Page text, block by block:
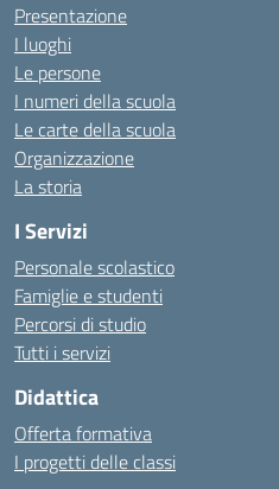
Presentazione
I luoghi
Le persone
I numeri della scuola
Le carte della scuola
Organizzazione
La storia
I Servizi
Personale scolastico
Famiglie e studenti
Percorsi di studio
Tutti i servizi
Didattica
Offerta formativa
I progetti delle classi